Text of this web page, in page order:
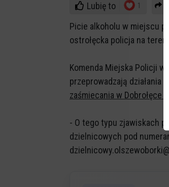
Lubię to 1
Picie alkoholu w miejscu
ostrołęcka policja na
Komenda Miejska Policji w
przeprowadzają działania
zaśmiecania w Dobrołęce i
- O tego typu zjawiskach
dzielnicowych pod